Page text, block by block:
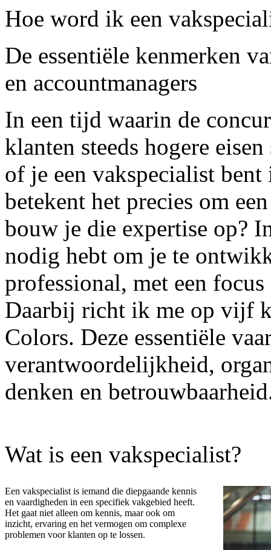
Hoe word ik een
De essentiële kenmerken
en accountmanagers
In een tijd waarin de
klanten steeds hogere
of je een vakspecialist
betekent het precies om
bouw je die expertise op?
nodig hebt om je te
professional, met een
Daarbij richt ik me op vijf
Colors. Deze essentiële
verantwoordelijkheid,
denken en
Wat is een vakspecialist?
Een vakspecialist is iemand die diepgaande kennis
en vaardigheden in een specifiek vakgebied heeft.
Het gaat niet alleen om kennis, maar ook om
inzicht, ervaring en het vermogen om complexe
problemen voor klanten op te lossen.